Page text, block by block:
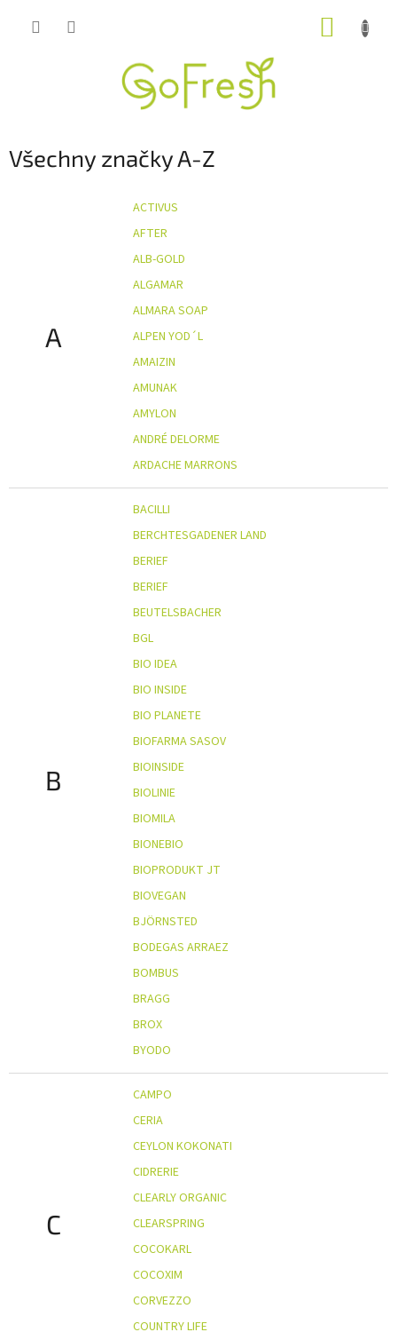
Všechny značky A-Z
A
ACTIVUS
AFTER
ALB-GOLD
ALGAMAR
ALMARA SOAP
ALPEN YOD´L
AMAIZIN
AMUNAK
AMYLON
ANDRÉ DELORME
ARDACHE MARRONS
B
BACILLI
BERCHTESGADENER LAND
BERIEF
BERIEF
BEUTELSBACHER
BGL
BIO IDEA
BIO INSIDE
BIO PLANETE
BIOFARMA SASOV
BIOINSIDE
BIOLINIE
BIOMILA
BIONEBIO
BIOPRODUKT JT
BIOVEGAN
BJÖRNSTED
BODEGAS ARRAEZ
BOMBUS
BRAGG
BROX
BYODO
C
CAMPO
CERIA
CEYLON KOKONATI
CIDRERIE
CLEARLY ORGANIC
CLEARSPRING
COCOKARL
COCOXIM
CORVEZZO
COUNTRY LIFE